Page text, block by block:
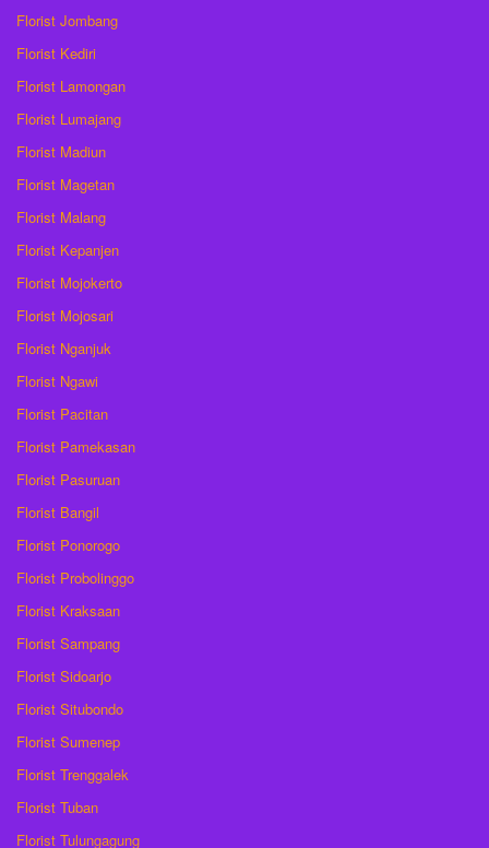
Florist Jombang
Florist Kediri
Florist Lamongan
Florist Lumajang
Florist Madiun
Florist Magetan
Florist Malang
Florist Kepanjen
Florist Mojokerto
Florist Mojosari
Florist Nganjuk
Florist Ngawi
Florist Pacitan
Florist Pamekasan
Florist Pasuruan
Florist Bangil
Florist Ponorogo
Florist Probolinggo
Florist Kraksaan
Florist Sampang
Florist Sidoarjo
Florist Situbondo
Florist Sumenep
Florist Trenggalek
Florist Tuban
Florist Tulungagung